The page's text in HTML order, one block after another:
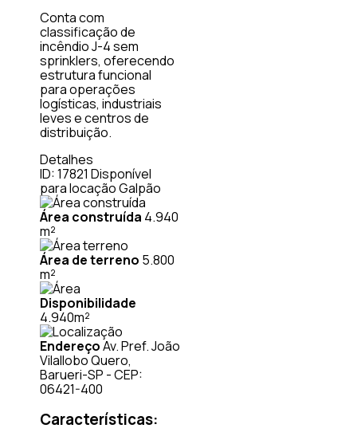
Conta com
classificação de
incêndio J-4 sem
sprinklers, oferecendo
estrutura funcional
para operações
logísticas, industriais
leves e centros de
distribuição.
Detalhes
ID: 17821 Disponível
para locaçãoGalpão
Área construída 4.940
m²
Área de terreno 5.800
m²
Disponibilidade
4.940m²
EndereçoAv. Pref. João
Vilallobo Quero,
Barueri-SP - CEP:
06421-400
Características: